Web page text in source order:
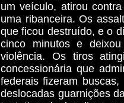
um veículo, atirou
uma ribanceira. Os
que ficou destruído, e o
cinco minutos e
violência. Os tiros
concessionária que
federais fizeram
deslocadas guarnições